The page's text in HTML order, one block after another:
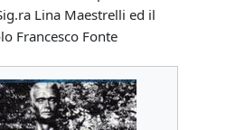
Lina Maestrelli ed il
Francesco Fonte